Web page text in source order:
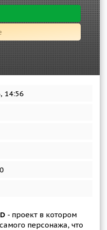
14:56
- проект в котором
персонажа, что